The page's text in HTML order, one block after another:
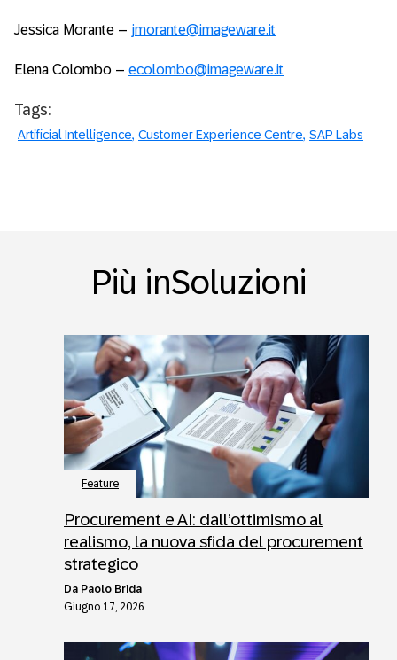
Jessica Morante – jmorante@imageware.it
Elena Colombo – ecolombo@imageware.it
Tags:
Artificial Intelligence Customer Experience Centre SAP Labs
Più inSoluzioni
Feature
Procurement e AI: dall’ottimismo al
realismo, la nuova sfida del procurement
strategico
da Paolo Brida
Giugno 17, 2026